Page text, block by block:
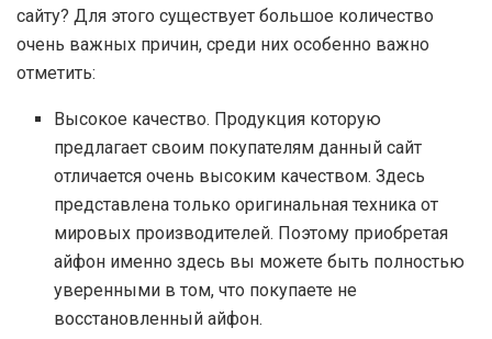
сайту? Для этого существует большое количество
очень важных причин, среди них особенно важно
отметить:
Высокое качество. Продукция которую
предлагает своим покупателям данный сайт
отличается очень высоким качеством. Здесь
представлена только оригинальная техника от
мировых производителей. Поэтому приобретая
айфон именно здесь вы можете быть полностью
уверенными в том, что покупаете не
восстановленный айфон.